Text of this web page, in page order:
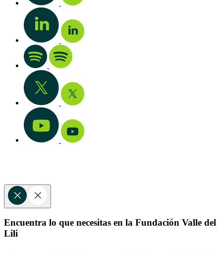
Encuentra lo que necesitas en la Fundación Valle del
Lili